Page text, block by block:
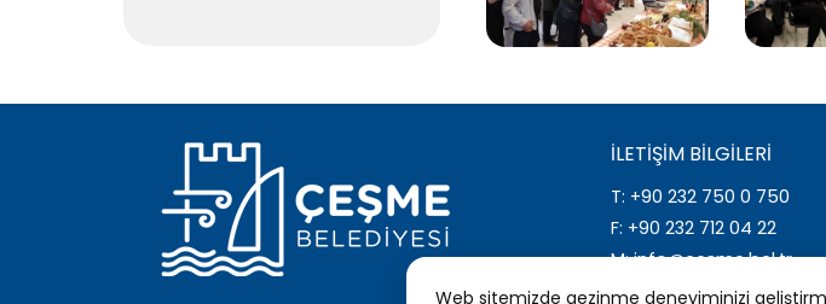
Web sitemizde gezinme deneyiminizi
İLETIŞIM BILGILERI
T: +90 232 750 0 750
F: +90 232 712 04 22
M: info@cesme.bel.tr
A: İsmet İnönü Mahallesi